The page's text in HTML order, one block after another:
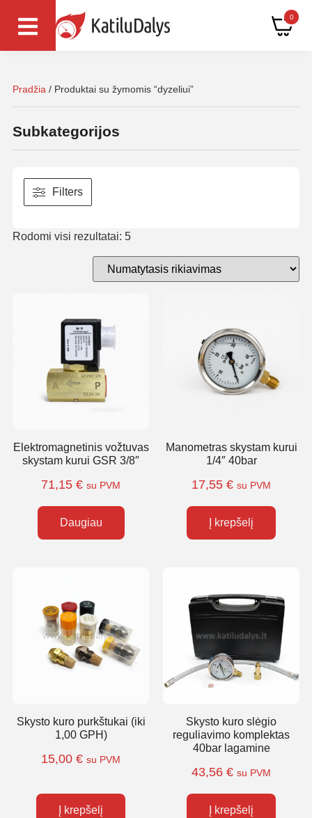
0
Pradžia / Produktai su žymomis “dyzeliui”
Subkategorijos
Filters
Rodomi visi rezultatai: 5
Elektromagnetinis vožtuvas
skystam kurui GSR 3/8″
71,15 € su PVM
Daugiau
Manometras skystam kurui
1/4″ 40bar
17,55 € su PVM
Į krepšelį
Skysto kuro purkštukai (iki
1,00 GPH)
15,00 € su PVM
Į krepšelį
Skysto kuro slėgio
reguliavimo komplektas
40bar lagamine
43,56 € su PVM
Į krepšelį